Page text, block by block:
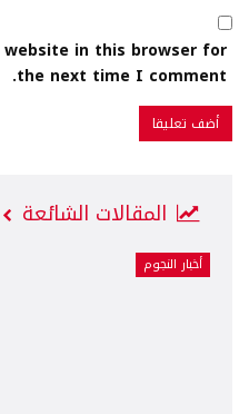
website in this browser for
the next time I comment.
المقالات الشائعة
أخبار النجوم